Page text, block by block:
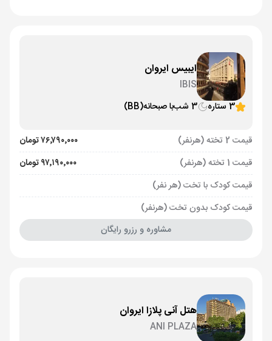
ایبیس ایروان
IBIS
3 ستاره
3 شب با صبحانه(BB)
قیمت 2 تخته (هرنفر)
۷۶٬۷۹۰٬۰۰۰ تومان
قیمت 1 تخته (هرنفر)
۹۷٬۱۹۰٬۰۰۰ تومان
قیمت کودک با تخت (هر نفر)
قیمت کودک بدون تخت (هرنفر)
مشاوره و رزرو رایگان
هتل آنی پلازا ایروان
ANI PLAZA